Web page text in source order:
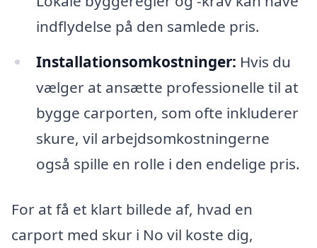
indflydelse på den samlede pris.
Installationsomkostninger: Hvis du
vælger at ansætte professionelle til at
bygge carporten, som ofte inkluderer
skure, vil arbejdsomkostningerne
også spille en rolle i den endelige pris.
For at få et klart billede af, hvad en
carport med skur i No vil koste dig,